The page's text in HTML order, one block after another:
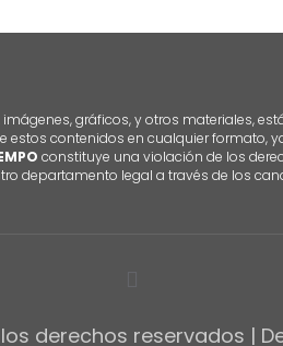
gráficos, y otros materiales,
contenidos en cualquier formato,
constituye una violación de los
departamento legal a través de los
derechos reservados |